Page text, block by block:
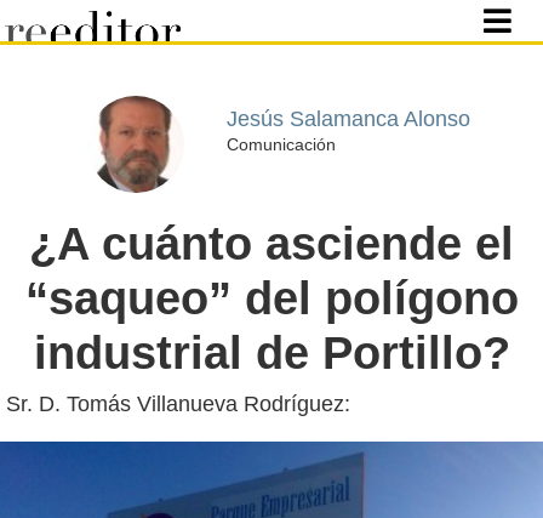
Jesús Salamanca Alonso
Comunicación
¿A cuánto asciende el
“saqueo” del polígono
industrial de Portillo?